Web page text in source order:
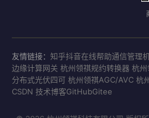
友情链接： 知乎抖音在线帮助通信管理
边缘计算网关 杭州领祺规约转换器 杭州
分布式光伏四可 杭州领祺AGC/AVC 杭
CSDN 技术博客GitHubGitee